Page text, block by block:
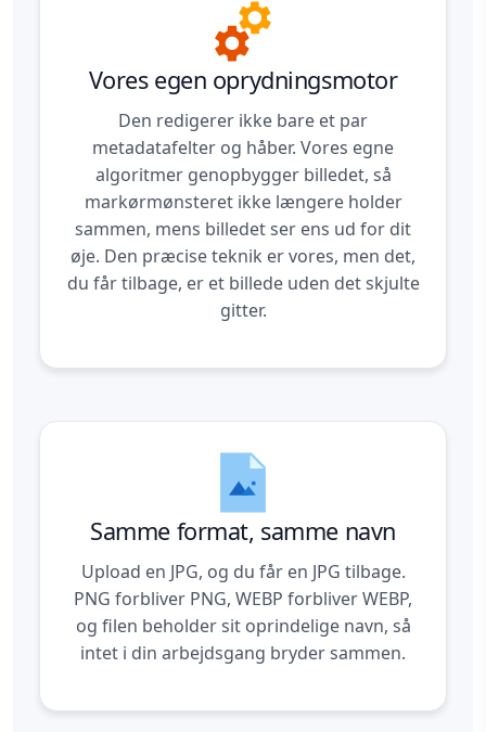
Vores egen oprydningsmotor
Den redigerer ikke bare et par
metadatafelter og håber. Vores egne
algoritmer genopbygger billedet, så
markørmønsteret ikke længere holder
sammen, mens billedet ser ens ud for dit
øje. Den præcise teknik er vores, men det,
du får tilbage, er et billede uden det skjulte
gitter.
Samme format, samme navn
Upload en JPG, og du får en JPG tilbage.
PNG forbliver PNG, WEBP forbliver WEBP,
og filen beholder sit oprindelige navn, så
intet i din arbejdsgang bryder sammen.